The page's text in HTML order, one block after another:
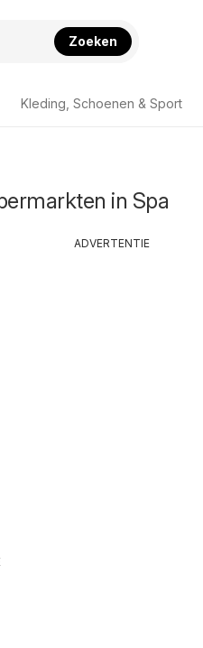
Zoeken
Kleding, Schoenen & Sport
in Spa
ADVERTENTIE